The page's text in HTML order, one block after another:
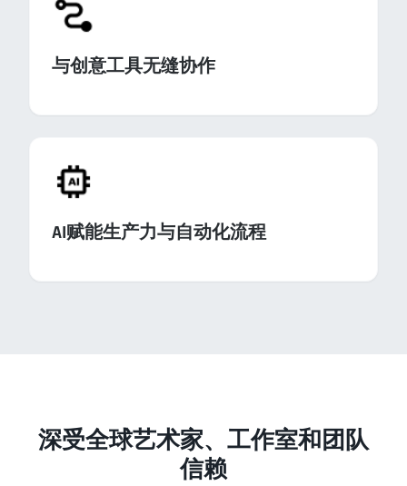
与创意工具无缝协作
AI赋能生产力与自动化流程
深受全球艺术家、工作室和团队
信赖